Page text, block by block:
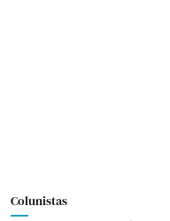
Colunistas